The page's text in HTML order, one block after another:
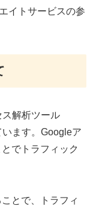
イトサービスの参
解析ツール
います。Googleア
でトラフィック
とで、トラフィ